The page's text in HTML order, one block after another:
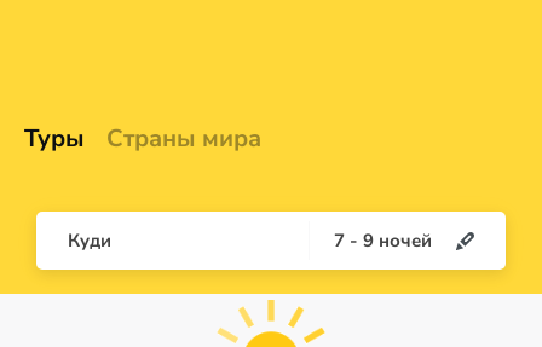
Туры Страны мира
Куди 7 - 9 ночей